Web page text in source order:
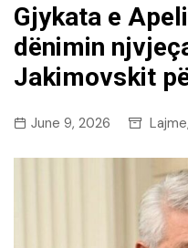
Gjykata e
dënimin
Jakimovskit
June 9, 2026 Lajme,